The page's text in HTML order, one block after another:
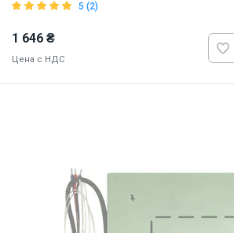
5 (2)
1 646 ₴
Цена с НДС